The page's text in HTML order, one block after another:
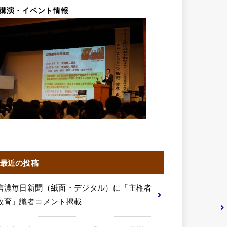
演・イベント情報
最近の投稿
濃毎日新聞（紙面・デジタル）に「主権者
育」識者コメント掲載